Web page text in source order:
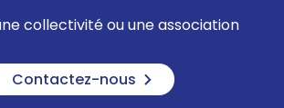
collectivité ou une association
Contactez-nous